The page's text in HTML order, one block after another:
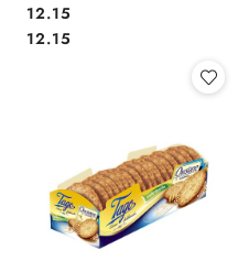
Cena:
12.15
Cena:
12.15